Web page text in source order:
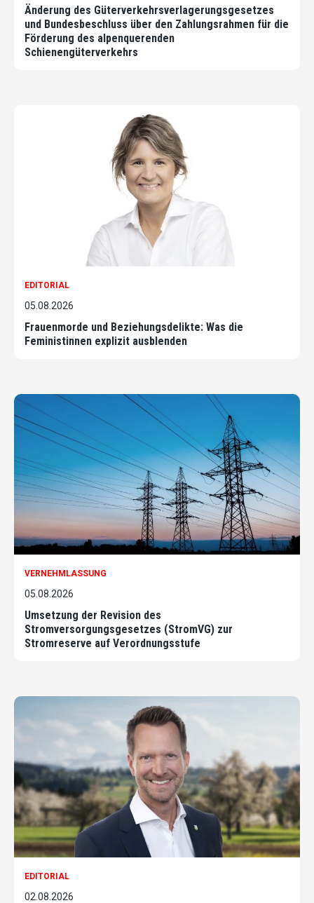
Änderung des Güterverkehrsverlagerungsgesetzes
und Bundesbeschluss über den Zahlungsrahmen für die
Förderung des alpenquerenden
Schienengüterverkehrs
EDITORIAL
05.08.2026
Frauenmorde und Beziehungsdelikte: Was die
Feministinnen explizit ausblenden
VERNEHMLASSUNG
05.08.2026
Umsetzung der Revision des
Stromversorgungsgesetzes (StromVG) zur
Stromreserve auf Verordnungsstufe
EDITORIAL
02.08.2026